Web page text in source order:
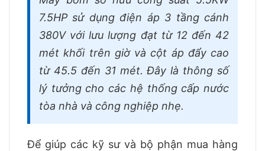
7.5HP sử dụng điện áp 3 tầng cánh
380V với lưu lượng đạt từ 12 đến 42
mét khối trên giờ và cột áp đẩy cao
từ 45.5 đến 31 mét. Đây là thông số
lý tưởng cho các hệ thống cấp nước
tòa nhà và công nghiệp nhẹ.
Để giúp các kỹ sư và bộ phận mua hàng